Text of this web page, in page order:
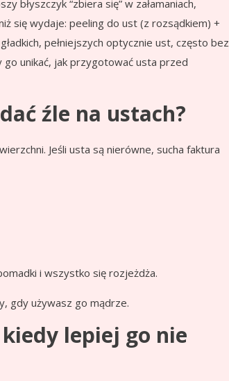
błyszczyk “zbiera się” w załamaniach,
się wydaje: peeling do ust (z rozsądkiem) +
pełniejszych optycznie ust, często bez
unikać, jak przygotować usta przed
źle na ustach?
Jeśli usta są nierówne, sucha faktura
i wszystko się rozjeżdża.
gdy używasz go mądrze.
lepiej go nie